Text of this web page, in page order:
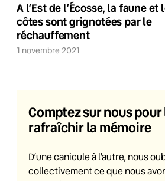
A l’Est de l’Écosse, la faune et
côtes sont grignotées par le
réchauffement
1 novembre 2021
Comptez sur nous pour
rafraîchir la mémoire
D’une canicule à l’autre, nous
collectivement ce que nous